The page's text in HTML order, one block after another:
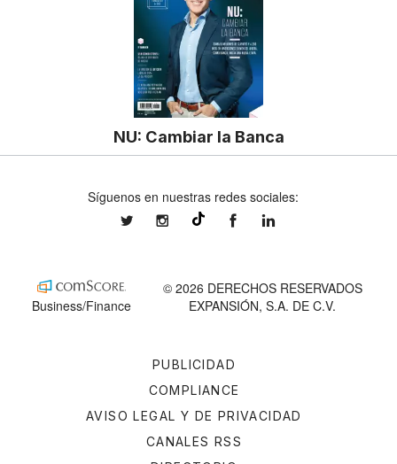
NU: Cambiar la Banca
PUBLICIDAD
COMPLIANCE
AVISO LEGAL Y DE PRIVACIDAD
CANALES RSS
Síguenos en nuestras redes sociales:
expansionmxexpansionmx ExpansionMex
Business/Finance
© 2026 DERECHOS RESERVADOS
EXPANSIÓN, S.A. DE C.V.